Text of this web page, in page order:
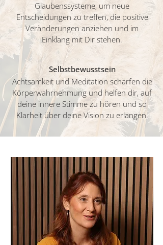
Glaubenssysteme, um neue
Entscheidungen zu treffen, die positive
Veränderungen anziehen und im
Einklang mit Dir stehen.
Selbstbewusstsein
Achtsamkeit und Meditation schärfen die
Körperwahrnehmung und helfen dir, auf
deine innere Stimme zu hören und so
Klarheit über deine Vision zu erlangen.